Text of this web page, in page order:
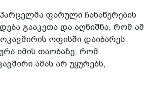
ფარული ჩანაწერების
გააკეთა და აღნიშნა, რომ ამ
ოფისში დაიბარეს.
იმის თაობაზე, რომ
ამას არ უყურებს,